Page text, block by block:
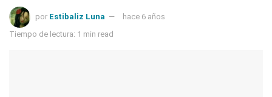
por Estibaliz Luna
hace 6 años
Tiempo de lectura: 1 min read